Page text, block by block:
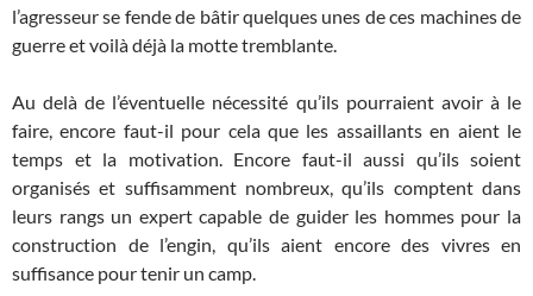
l’agresseur se fende de bâtir quelques unes de ces machines de
guerre et voilà déjà la motte tremblante.
Au delà de l’éventuelle nécessité qu’ils pourraient avoir à le
faire, encore faut-il pour cela que les assaillants en aient le
temps et la motivation. Encore faut-il aussi qu’ils soient
organisés et suffisamment nombreux, qu’ils comptent dans
leurs rangs un expert capable de guider les hommes pour la
construction de l’engin, qu’ils aient encore des vivres en
suffisance pour tenir un camp.